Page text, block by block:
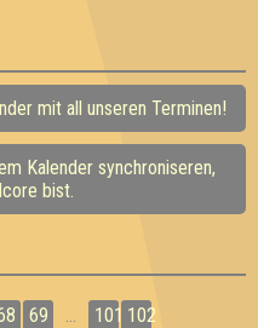
mit all unseren Terminen!
Kalender synchroniseren,
bist.
69 ... 101 102